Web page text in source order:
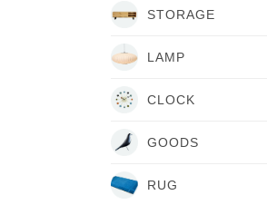
STORAGE
LAMP
CLOCK
GOODS
RUG